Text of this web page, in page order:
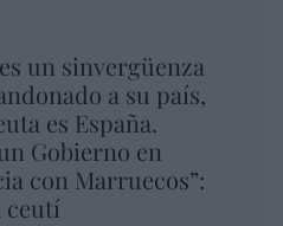
un sinvergüenza
a su país,
es España.
Gobierno en
con Marruecos”:
ceutí